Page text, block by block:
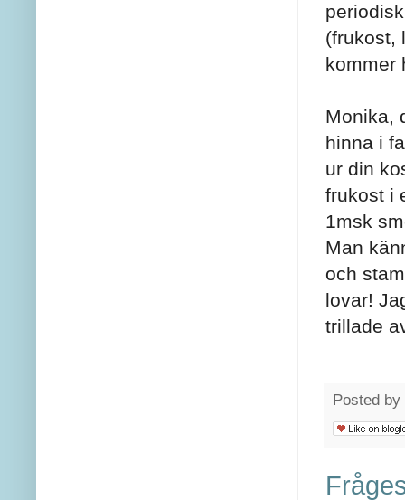
(frukost,
kommer
Monika,
hinna i
ur din
frukost i
1msk
Man
och
lovar!
trillade
Posted by